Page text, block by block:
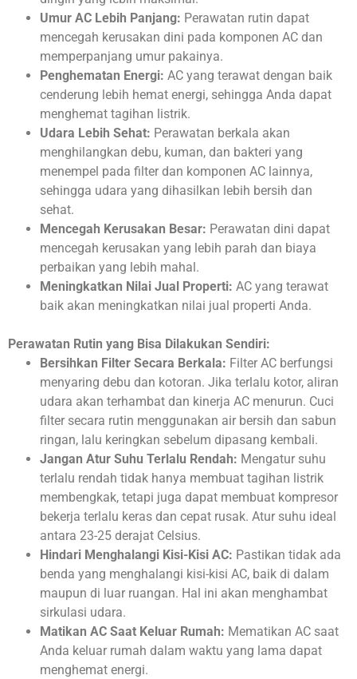
Umur AC Lebih Panjang: Perawatan rutin dapat
mencegah kerusakan dini pada komponen AC dan
memperpanjang umur pakainya.
Penghematan Energi: AC yang terawat dengan baik
cenderung lebih hemat energi, sehingga Anda dapat
menghemat tagihan listrik.
Udara Lebih Sehat: Perawatan berkala akan
menghilangkan debu, kuman, dan bakteri yang
menempel pada filter dan komponen AC lainnya,
sehingga udara yang dihasilkan lebih bersih dan
sehat.
Mencegah Kerusakan Besar: Perawatan dini dapat
mencegah kerusakan yang lebih parah dan biaya
perbaikan yang lebih mahal.
Meningkatkan Nilai Jual Properti: AC yang terawat
baik akan meningkatkan nilai jual properti Anda.
Perawatan Rutin yang Bisa Dilakukan Sendiri:
Bersihkan Filter Secara Berkala: Filter AC berfungsi
menyaring debu dan kotoran. Jika terlalu kotor, aliran
udara akan terhambat dan kinerja AC menurun. Cuci
filter secara rutin menggunakan air bersih dan sabun
ringan, lalu keringkan sebelum dipasang kembali.
Jangan Atur Suhu Terlalu Rendah: Mengatur suhu
terlalu rendah tidak hanya membuat tagihan listrik
membengkak, tetapi juga dapat membuat kompresor
bekerja terlalu keras dan cepat rusak. Atur suhu ideal
antara 23-25 derajat Celsius.
Hindari Menghalangi Kisi-Kisi AC: Pastikan tidak ada
benda yang menghalangi kisi-kisi AC, baik di dalam
maupun di luar ruangan. Hal ini akan menghambat
sirkulasi udara.
Matikan AC Saat Keluar Rumah: Mematikan AC saat
Anda keluar rumah dalam waktu yang lama dapat
menghemat energi.